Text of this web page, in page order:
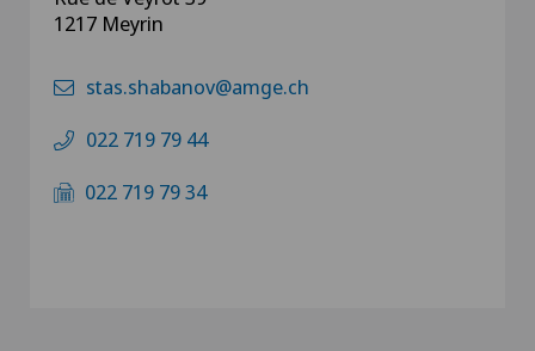
1217 Meyrin
stas.shabanov@amge.ch
022 719 79 44
022 719 79 34